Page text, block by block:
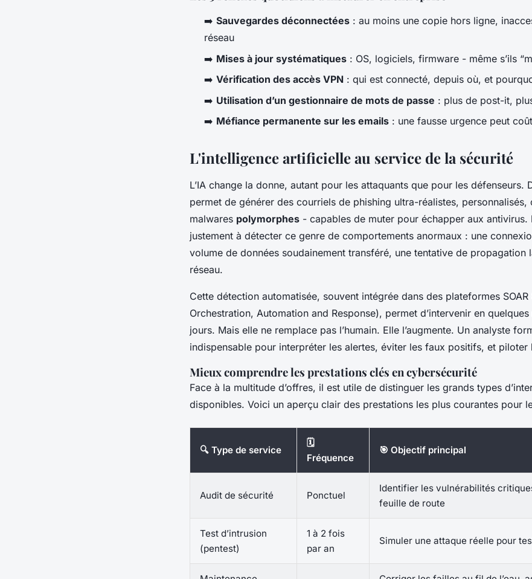
➡️ Sauvegardes déconnectées : au moins une copie hors ligne,
réseau
➡️ Mises à jour systématiques : OS, logiciels, firmware - même s’ils
➡️ Vérification des accès VPN : qui est connecté, depuis où, et
➡️ Utilisation d’un gestionnaire de mots de passe : plus de post-it,
➡️ Méfiance permanente sur les emails : une fausse urgence peut
L'intelligence artificielle au service de la sécurité
L’IA change la donne, autant pour les attaquants que pour les défenseurs.
permet de générer des courriels de phishing ultra-réalistes, personnalisés,
malwares polymorphes - capables de muter pour échapper aux antivirus.
justement à détecter ce genre de comportements anormaux : une
volume de données soudainement transféré, une tentative de propagation
réseau.
Cette détection automatisée, souvent intégrée dans des plateformes SOAR
Orchestration, Automation and Response), permet d’intervenir en
jours. Mais elle ne remplace pas l’humain. Elle l’augmente. Un analyste
indispensable pour interpréter les alertes, éviter les faux positifs, et piloter
Mieux comprendre les prestations clés en cybersécurité
Face à la multitude d’offres, il est utile de distinguer les grands types
disponibles. Voici un aperçu clair des prestations les plus courantes pour
🔍 Type de service
🗓️
Fréquence
🎯 Objectif principal
Audit de sécurité Ponctuel
Identifier les vulnérabilités
feuille de route
Test d’intrusion
(pentest)
1 à 2 fois
par an
Simuler une attaque réelle pour